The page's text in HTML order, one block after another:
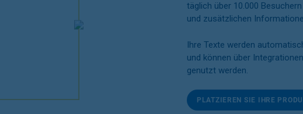
täglich über 10.000
und zusätzlichen
Ihre Texte werden
und können über
genutzt werden.
PLATZIEREN SIE IHRE